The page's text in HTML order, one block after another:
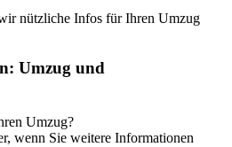
nützliche Infos für Ihren Umzug
Umzug und
Umzug?
wenn Sie weitere Informationen